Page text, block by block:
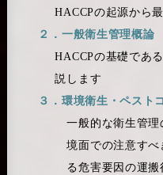
HACCPの起源から
２．一般衛生管理概論
HACCPの基礎であ
説します
３．環境衛生・ペスト
一般的な衛生管
境面での注意すべ
る危害要因の運